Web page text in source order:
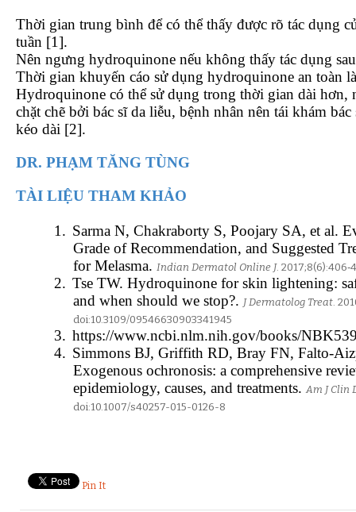
Thời gian trung bình để có thể thấy được rõ tác dụng
tuần [1].
Nên ngưng hydroquinone nếu không thấy tác dụng
Thời gian khuyến cáo sử dụng hydroquinone an toàn
Hydroquinone có thể sử dụng trong thời gian dài hơn,
chặt chẽ bởi bác sĩ da liễu, bệnh nhân nên tái khám
kéo dài [2].
DR. PHẠM TĂNG TÙNG
TÀI LIỆU THAM KHẢO
1. Sarma N, Chakraborty S, Poojary SA, et al.
Grade of Recommendation, and Suggested
for Melasma. Indian Dermatol Online J.
2. Tse TW. Hydroquinone for skin lightening:
and when should we stop?. J Dermatolog Treat .
doi:10.3109/09546630903341945
3. https://www.ncbi.nlm.nih.gov/books/
4. Simmons BJ, Griffith RD, Bray FN, Falto-
Exogenous ochronosis: a comprehensive
epidemiology, causes, and treatments. Am J Clin
doi:10.1007/s40257-015-0126-8
Pin It